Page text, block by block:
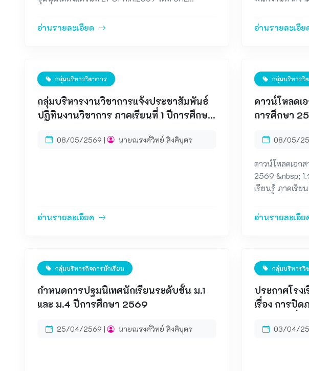
mhan.ac.th/s/AKfycbw5E8l8yumJbh6zdXmeTpTk
อ่านรายละเอียด อ่านรายละเอีย
กลุ่มบริหารวิชาการ
กลุ่มบริหารงานวิชาการแจ้งประชาสัมพันธ์
ปฏิทินงานวิชาการ ภาคเรียนที่ 1 ปีการศึกษา
08/05/2569 | นายณรงค์วิทย์ สิงคิบุตร
อ่านรายละเอียด
กลุ่มบริหารวิ
ดาวน์โหลดเ
การศึกษา
08/05/
ดาวน์โหลดเอก
2569 &nbsp; 1.รายละเอียดการจัดทำแผนการจัดการ
เรียนรู้ ภาคเรียนที่ 1/2569
Download 3.รายละเอียดการจัดทำ PLC ภาคเรียนที่
1/2569
อ่านรายละเอีย
กลุ่มบริหารกิจการนักเรียน
กำหนดการปฐมนิเทศนักเรียนระดับชั้น ม.1
และ ม.4 ปีการศึกษา 2569
25/04/2569 | นายณรงค์วิทย์ สิงคิบุตร
กลุ่มบริหารวิ
ประกาศโรง
เรื่อง การปิ
ระเบียบกระ
03/04/